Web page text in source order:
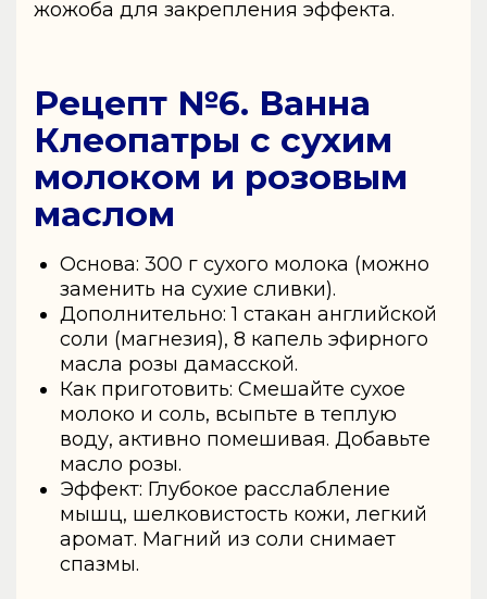
жожоба для закрепления эффекта.
Рецепт №6. Ванна
Клеопатры с сухим
молоком и розовым
маслом
Основа: 300 г сухого молока (можно
заменить на сухие сливки).
Дополнительно: 1 стакан английской
соли (магнезия), 8 капель эфирного
масла розы дамасской.
Как приготовить: Смешайте сухое
молоко и соль, всыпьте в теплую
воду, активно помешивая. Добавьте
масло розы.
Эффект: Глубокое расслабление
мышц, шелковистость кожи, легкий
аромат. Магний из соли снимает
спазмы.